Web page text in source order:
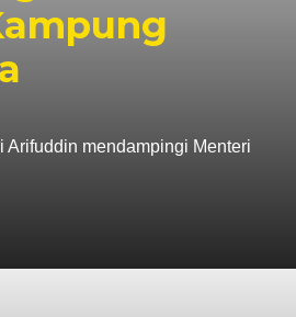
mendampingi Menteri